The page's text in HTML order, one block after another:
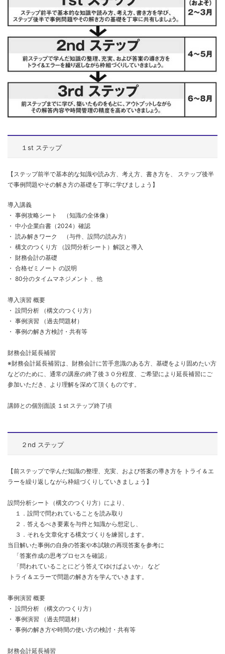
１st ステップ
【ステップ前半で基本的な知識や読み方、考え方、書き方を、
ステップ後半
で事例問題やその解き方の基礎を丁寧に学びましょう】
導入講義
・ 事例攻略シート （知識の全体像）
・ 中小企業白書（2024）確認
・ 読み解きワーク （与件、設問の読み方）
・ 構文のつくり方 （設問分析シート）解説と導入
・ 財務会計の基礎
・ 合格ゼミノート の説明
・ 80分のタイムマネジメント 、他
導入演習 概要
・ 設問分析 （構文のつくり方）
・ 事例演習 （過去問題材）
・ 事例の解き方検討・共有等
財務会計延長補習
※財務会計延長補習は、財務会計に苦手意識のある方、基礎をより固めたい方
などのために、通常の講座の終了後３０分程度、ご希望により延長補習にご
参加いただき、より理解を深めて頂くものです。
講師との個別面談 １st ステップ終了頃
２nd ステップ
【前ステップで学んだ知識の整理、充実、および答案の導き方を トライ＆エ
ラーを繰り返しながら枠組づくりしていきましょう】
設問分析シート（構文のつくり方）により、
１．設問で問われていることを読み取り
２．答えるべき要素を与件と知識から想定し、
３．それを文章化する構文づくりを練習します。
当日解いた事例の自身の答案や本試験の再現答案を参考に
「答案作成の思考プロセスを確認」
「問われていることにどう答えてゆけばよいか」 など
トライ＆エラーで問題の解き方を学んでいきます。
事例演習 概要
・ 設問分析 （構文のつくり方）
・ 事例演習 （過去問題材）
・ 事例の解き方や時間の使い方の検討・共有等
財務会計延長補習